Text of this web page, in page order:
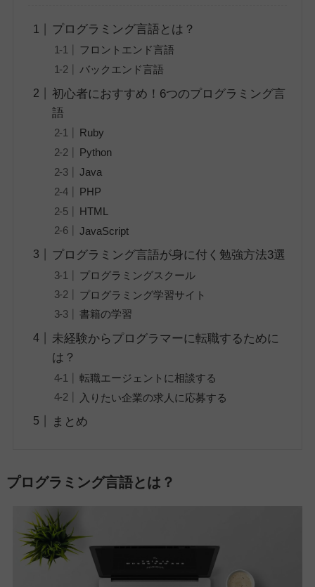
プログラミング言語とは？
フロントエンド言語
バックエンド言語
初心者におすすめ！6つのプログラミング言
語
Ruby
Python
Java
PHP
HTML
JavaScript
プログラミング言語が身に付く勉強方法3選
プログラミングスクール
プログラミング学習サイト
書籍の学習
未経験からプログラマーに転職するために
は？
転職エージェントに相談する
入りたい企業の求人に応募する
まとめ
プログラミング言語とは？